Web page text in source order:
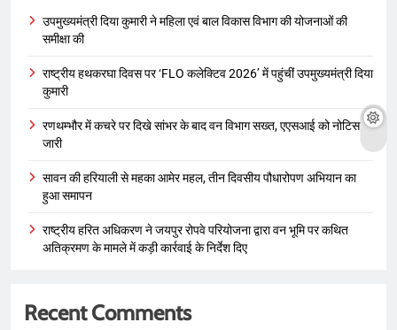
उपमुख्यमंत्री दिया कुमारी ने महिला एवं बाल विकास विभाग की योजनाओं की
समीक्षा की
राष्ट्रीय हथकरघा दिवस पर ‘FLO कलेक्टिव 2026’ में पहुंचीं उपमुख्यमंत्री दिया
कुमारी
रणथम्भौर में कचरे पर दिखे सांभर के बाद वन विभाग सख्त, एएसआई को नोटिस
जारी
सावन की हरियाली से महका आमेर महल, तीन दिवसीय पौधारोपण अभियान का
हुआ समापन
राष्ट्रीय हरित अधिकरण ने जयपुर रोपवे परियोजना द्वारा वन भूमि पर कथित
अतिक्रमण के मामले में कड़ी कार्रवाई के निर्देश दिए
Recent Comments